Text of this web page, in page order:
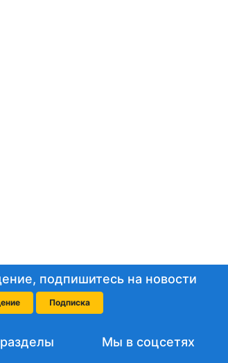
подпишитесь на новости
Подписка
Мы в соцсетях